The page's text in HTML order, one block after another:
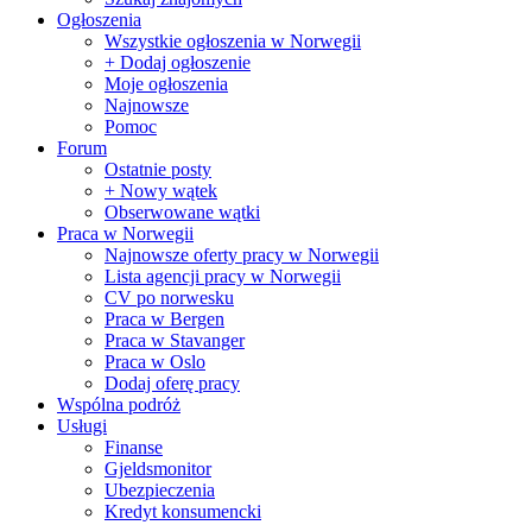
Ogłoszenia
Wszystkie ogłoszenia w Norwegii
+ Dodaj ogłoszenie
Moje ogłoszenia
Najnowsze
Pomoc
Forum
Ostatnie posty
+ Nowy wątek
Obserwowane wątki
Praca w Norwegii
Najnowsze oferty pracy w Norwegii
Lista agencji pracy w Norwegii
CV po norwesku
Praca w Bergen
Praca w Stavanger
Praca w Oslo
Dodaj oferę pracy
Wspólna podróż
Usługi
Finanse
Gjeldsmonitor
Ubezpieczenia
Kredyt konsumencki